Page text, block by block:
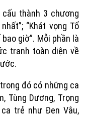
thành 3 chương
“Khát vọng Tổ
giờ”. Mỗi phần là
tranh toàn diện về
đó có những ca
Tùng Dương, Trọng
trẻ như Đen Vâu,